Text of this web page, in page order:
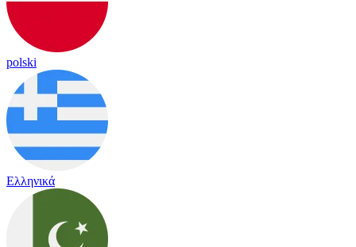
polski
Ελληνικά